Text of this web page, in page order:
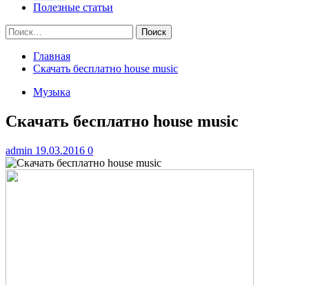
Полезные статьи
Найти:
Главная
Скачать бесплатно house music
Музыка
Скачать бесплатно house music
admin 19.03.2016 0